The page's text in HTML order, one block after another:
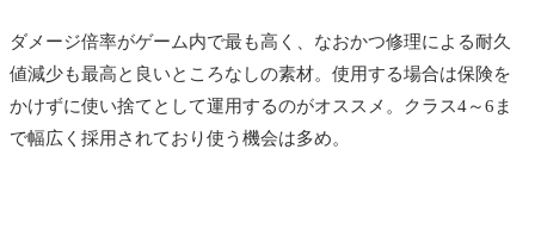
ダメージ倍率がゲーム内で最も高く、なおかつ修理による耐久
値減少も最高と良いところなしの素材。使用する場合は保険を
かけずに使い捨てとして運用するのがオススメ。クラス4～6ま
で幅広く採用されており使う機会は多め。